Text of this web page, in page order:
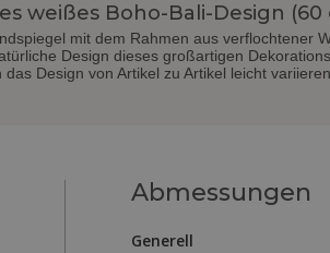
weißes Boho-Bali-Design (60
mit dem Rahmen aus verflochtener
Design dieses großartigen
Design von Artikel zu Artikel leicht variieren.
Abmessungen
Generell